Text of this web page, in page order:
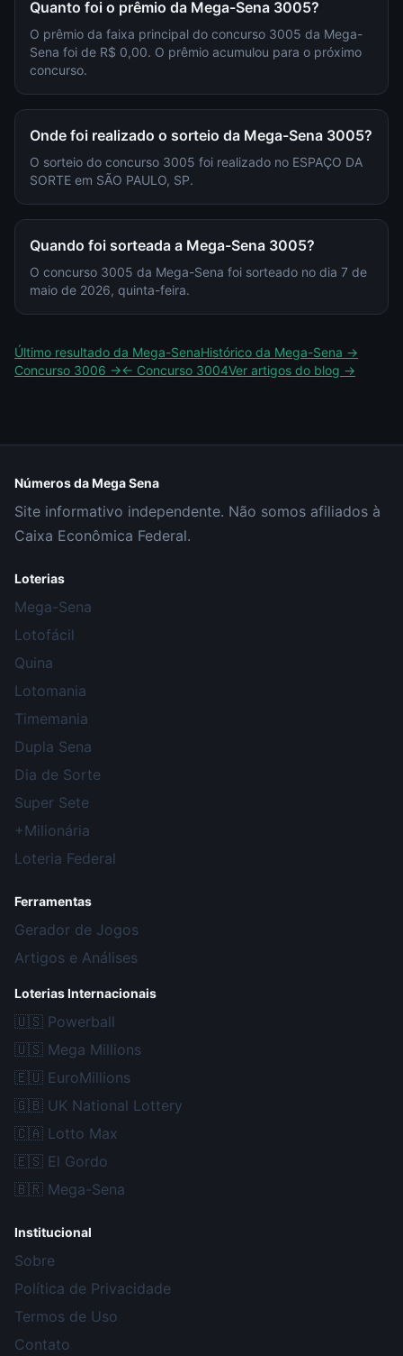
Quanto foi o prêmio da Mega-Sena 3005?
O prêmio da faixa principal do concurso 3005 da Mega-
Sena foi de R$ 0,00. O prêmio acumulou para o próximo
concurso.
Onde foi realizado o sorteio da Mega-Sena 3005?
O sorteio do concurso 3005 foi realizado no ESPAÇO DA
SORTE em SÃO PAULO, SP.
Quando foi sorteada a Mega-Sena 3005?
O concurso 3005 da Mega-Sena foi sorteado no dia 7 de
maio de 2026, quinta-feira.
Último resultado da Mega-SenaHistórico da Mega-Sena →
Concurso 3006 →← Concurso 3004Ver artigos do blog →
Números da Mega Sena
Site informativo independente. Não somos afiliados à
Caixa Econômica Federal.
Loterias
Mega-Sena
Lotofácil
Quina
Lotomania
Timemania
Dupla Sena
Dia de Sorte
Super Sete
+Milionária
Loteria Federal
Ferramentas
Gerador de Jogos
Artigos e Análises
Loterias Internacionais
🇺🇸 Powerball
🇺🇸 Mega Millions
🇪🇺 EuroMillions
🇬🇧 UK National Lottery
🇨🇦 Lotto Max
🇪🇸 El Gordo
🇧🇷 Mega-Sena
Institucional
Sobre
Política de Privacidade
Termos de Uso
Contato